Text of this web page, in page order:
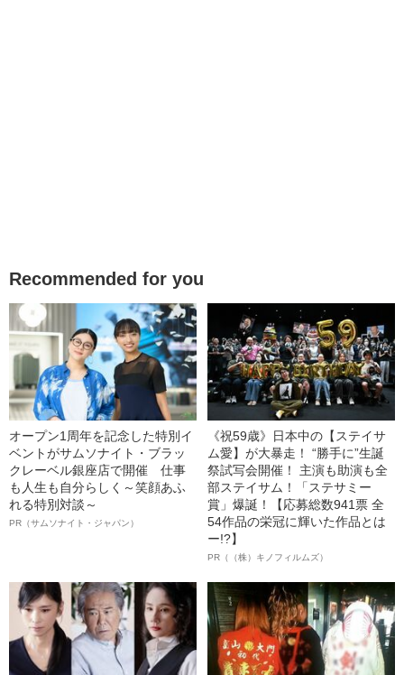
Recommended for you
オープン1周年を記念した特別イ
ベントがサムソナイト・ブラッ
クレーベル銀座店で開催 仕事
も人生も自分らしく～笑顔あふ
れる特別対談～
PR（サムソナイト・ジャパン）
《祝59歳》日本中の【ステイサ
ム愛】が大暴走！ “勝手に”生誕
祭試写会開催！ 主演も助演も全
部ステイサム！「ステサミー
賞」爆誕！【応募総数941票 全
54作品の栄冠に輝いた作品とは
ー!?】
PR（（株）キノフィルムズ）